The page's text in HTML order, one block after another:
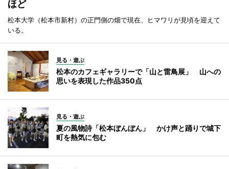
ほど
松本大学（松本市新村）の正門側の畑で現在、ヒマワリが見頃を迎えて
いる。
見る・遊ぶ
松本のカフェギャラリーで「山と雷鳥展」 山への
思いを表現した作品350点
見る・遊ぶ
夏の風物詩「松本ぼんぼん」 かけ声と踊りで城下
町を熱気に包む